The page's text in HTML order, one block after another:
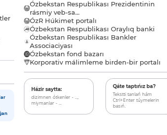
Ózbekstan Respublikası Prezidentinin
rásmiy veb-sa...
ÓzR Húkimet portalı
Ózbekstan Respublikası Oraylıq banki
Ózbekstan Respublikası Bankler
Associaciyası
Ózbekstan fond bazarı
Korporativ málimleme birden-bir portalı
Házir saytta:
dizimnen ótkenler - ...,
miymanlar - ...
Qáte taptıńız ba?
Tekstti tanlań hám
Ctrl+Enter túymelerin
basıń.